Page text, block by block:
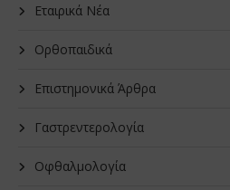
Εταιρικά Νέα
Oρθοπαιδικά
Επιστημονικά Άρθρα
Γαστρεντερολογία
Οφθαλμολογία